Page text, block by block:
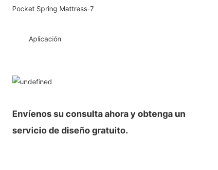
Aplicación
Envíenos su consulta ahora y obtenga un
servicio de diseño gratuito.